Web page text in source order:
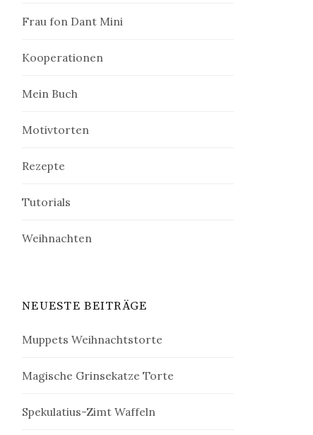
Frau fon Dant Mini
Kooperationen
Mein Buch
Motivtorten
Rezepte
Tutorials
Weihnachten
NEUESTE BEITRÄGE
Muppets Weihnachtstorte
Magische Grinsekatze Torte
Spekulatius-Zimt Waffeln